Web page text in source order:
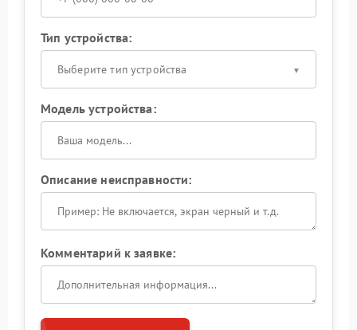
Тип устройства:
Выберите тип устройства
Модель устройства:
Описание неисправности:
Комментарий к заявке: